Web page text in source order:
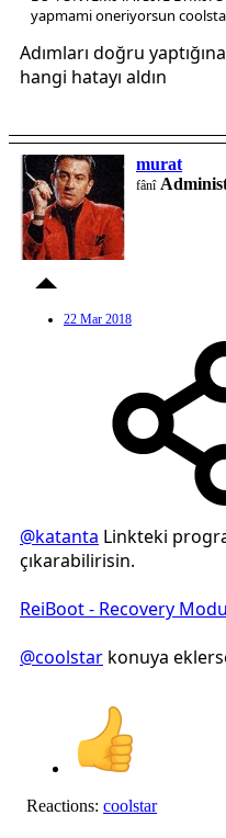
yapmami oneriyorsun
Adımları doğru
hangi hatayı aldın
murat
fânî
22 Mar 2018
@katanta Linkteki
çıkarabilirisin.
ReiBoot - Recovery
@coolstar konuya
Reactions: coolstar